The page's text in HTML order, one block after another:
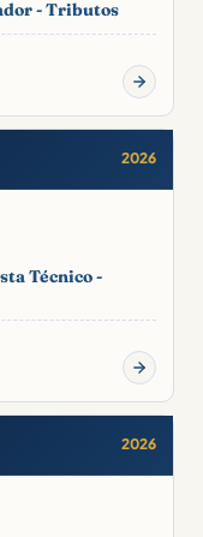
- Tributos
2026
Técnico -
2026